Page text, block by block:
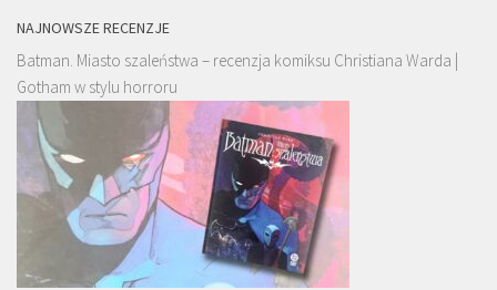
NAJNOWSZE RECENZJE
Batman. Miasto szaleństwa – recenzja komiksu Christiana Warda |
Gotham w stylu horroru